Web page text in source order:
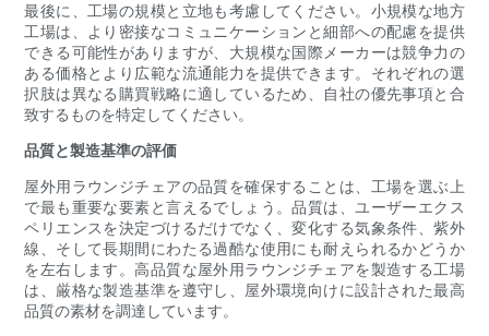
最後に、工場の規模と立地も考慮してください。小規模な地方
工場は、より密接なコミュニケーションと細部への配慮を提供
できる可能性がありますが、大規模な国際メーカーは競争力の
ある価格とより広範な流通能力を提供できます。それぞれの選
択肢は異なる購買戦略に適しているため、自社の優先事項と合
致するものを特定してください。
品質と製造基準の評価
屋外用ラウンジチェアの品質を確保することは、工場を選ぶ上
で最も重要な要素と言えるでしょう。品質は、ユーザーエクス
ペリエンスを決定づけるだけでなく、変化する気象条件、紫外
線、そして長期間にわたる過酷な使用にも耐えられるかどうか
を左右します。高品質な屋外用ラウンジチェアを製造する工場
は、厳格な製造基準を遵守し、屋外環境向けに設計された最高
品質の素材を調達しています。